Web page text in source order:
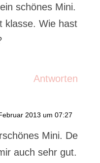
schönes Mini.
klasse. Wie hast
Antworten
2013 um 07:27
Mini. De
auch sehr gut.